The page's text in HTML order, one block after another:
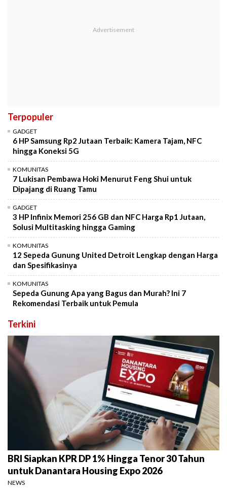
Terpopuler
GADGET
6 HP Samsung Rp2 Jutaan Terbaik: Kamera Tajam, NFC
hingga Koneksi 5G
KOMUNITAS
7 Lukisan Pembawa Hoki Menurut Feng Shui untuk
Dipajang di Ruang Tamu
GADGET
3 HP Infinix Memori 256 GB dan NFC Harga Rp1 Jutaan,
Solusi Multitasking hingga Gaming
KOMUNITAS
12 Sepeda Gunung United Detroit Lengkap dengan Harga
dan Spesifikasinya
KOMUNITAS
Sepeda Gunung Apa yang Bagus dan Murah? Ini 7
Rekomendasi Terbaik untuk Pemula
Terkini
BRI Siapkan KPR DP 1% Hingga Tenor 30 Tahun
untuk Danantara Housing Expo 2026
NEWS